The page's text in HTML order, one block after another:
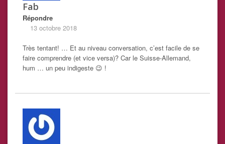
Fab
Répondre
13 octobre 2018
Très tentant! … Et au niveau conversation, c’est facile de se
faire comprendre (et vice versa)? Car le Suisse-Allemand,
hum … un peu indigeste 😉 !